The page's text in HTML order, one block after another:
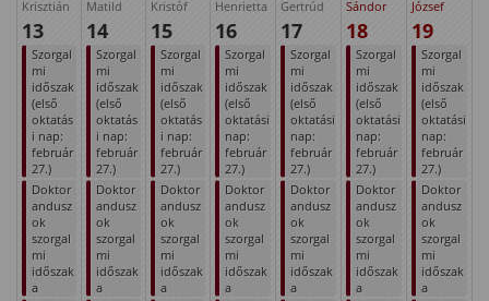
Krisztián
13
Szorgal
mi
időszak
(első
oktatás
i nap:
február
27.)
Doktor
andusz
ok
szorgal
mi
időszak
a
Matild
14
Szorgal
mi
időszak
(első
oktatás
i nap:
február
27.)
Doktor
andusz
ok
szorgal
mi
időszak
a
Kristóf
15
Szorgal
mi
időszak
(első
oktatás
i nap:
február
27.)
Doktor
andusz
ok
szorgal
mi
időszak
a
Henrietta
16
Szorgal
mi
időszak
(első
oktatási
nap:
február
27.)
Doktor
andusz
ok
szorgal
mi
időszak
a
Gertrúd
17
Szorgal
mi
időszak
(első
oktatási
nap:
február
27.)
Doktor
andusz
ok
szorgal
mi
időszak
a
Sándor
18
Szorgal
mi
időszak
(első
oktatási
nap:
február
27.)
Doktor
andusz
ok
szorgal
mi
időszak
a
József
19
Szorgal
mi
időszak
(első
oktatási
nap:
február
27.)
Doktor
andusz
ok
szorgal
mi
időszak
a